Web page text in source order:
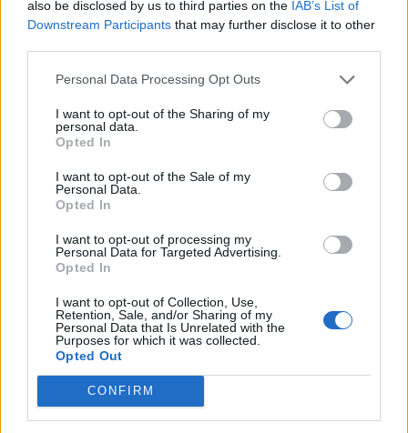
also be disclosed by us to third parties on the IAB’s List of
Downstream Participants that may further disclose it to other
Personal Data Processing Opt Outs
I want to opt-out of the Sharing of my
personal data.
Opted In
I want to opt-out of the Sale of my
Personal Data.
Opted In
I want to opt-out of processing my
Personal Data for Targeted Advertising.
Opted In
I want to opt-out of Collection, Use,
Retention, Sale, and/or Sharing of my
Personal Data that Is Unrelated with the
Purposes for which it was collected.
Opted Out
CONFIRM
Classic
Andamento FantaValore di Mercato
FVM attuale 1 MIN